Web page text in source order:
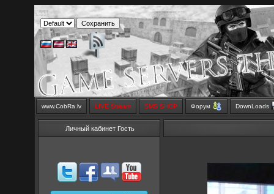
www.CobRa.lv LIVE Stream SMS SHOP Форум DownLoads
Личный кабинет Гость